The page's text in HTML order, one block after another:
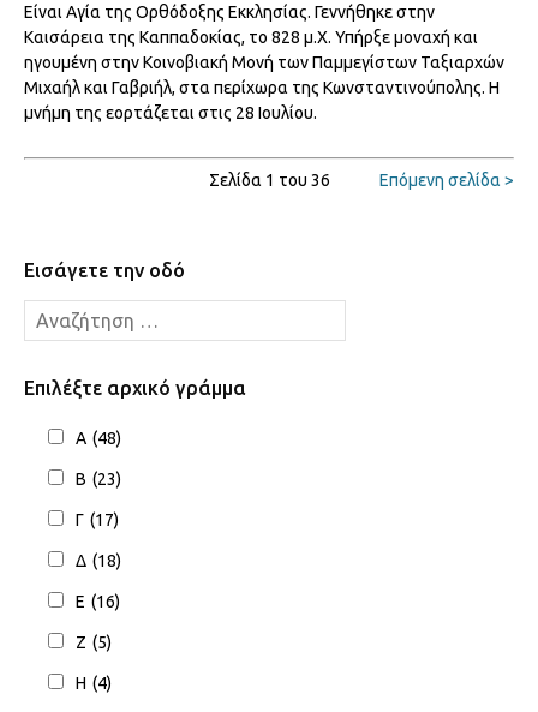
Είναι Αγία της Ορθόδοξης Εκκλησίας. Γεννήθηκε στην
Καισάρεια της Καππαδοκίας, το 828 μ.Χ. Υπήρξε μοναχή και
ηγουμένη στην Κοινοβιακή Μονή των Παμμεγίστων Ταξιαρχών
Μιχαήλ και Γαβριήλ, στα περίχωρα της Κωνσταντινούπολης. Η
μνήμη της εορτάζεται στις 28 Ιουλίου.
Σελίδα 1 του 36 Επόμενη σελίδα >
Εισάγετε την οδό
Επιλέξτε αρχικό γράμμα
Α (48)
Β (23)
Γ (17)
Δ (18)
Ε (16)
Ζ (5)
Η (4)